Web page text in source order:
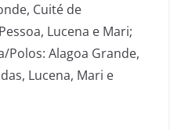
Cuité de
Lucena e Mari;
Polos: Alagoa Grande,
Lucena, Mari e